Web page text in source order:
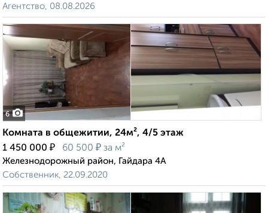
Агентство, 08.08.2026
6
Комната в общежитии, 24м², 4/5 этаж
1 450 000 ₽ 60 500 ₽ за м²
Железнодорожный район, Гайдара 4А
Собственник, 22.09.2020